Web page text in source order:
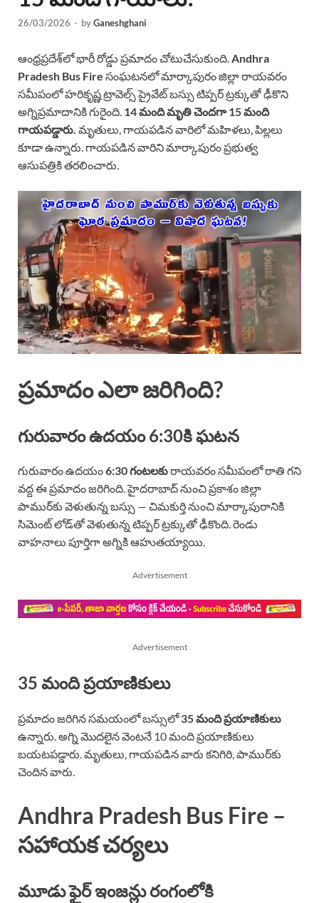
26/03/2026 - byGaneshghani
ఆంధ్రప్రదేశ్‌లో భారీ రోడ్డు ప్రమాదం చోటుచేసుకుంది.Andhra
Pradesh Bus Fire సంఘటనలో మార్కాపురం జిల్లా రాయవరం
సమీపంలో హరికృష్ణ ట్రావెల్స్ ప్రైవేట్ బస్సు టిప్పర్ ట్రక్కుతో ఢీకొని
అగ్నిప్రమాదానికి గురైంది. 14 మంది మృతి చెందగా 15 మంది
గాయపడ్డారు. మృతులు, గాయపడిన వారిలో మహిళలు, పిల్లలు
కూడా ఉన్నారు. గాయపడిన వారిని మార్కాపురం ప్రభుత్వ
ఆసుపత్రికి తరలించారు.
ప్రమాదం ఎలా జరిగింది?
గురువారం ఉదయం 6:30కి ఘటన
గురువారం ఉదయం6:30 గంటలకురాయవరం సమీపంలో రాతి గని
వద్ద ఈ ప్రమాదం జరిగింది. హైదరాబాద్ నుంచి ప్రకాశం జిల్లా
పాముర్‌కు వెళుతున్న బస్సు — చిమకుర్తి నుంచి మార్కాపురానికి
సిమెంట్ లోడ్‌తో వెళుతున్న టిప్పర్ ట్రక్కుతో ఢీకొంది. రెండు
వాహనాలు పూర్తిగా అగ్నికి ఆహుతయ్యాయి.
Advertisement
Advertisement
35 మంది ప్రయాణికులు
ప్రమాదం జరిగిన సమయంలో బస్సులో35 మంది ప్రయాణికులు
ఉన్నారు. అగ్ని మొదలైన వెంటనే 10 మంది ప్రయాణికులు
బయటపడ్డారు. మృతులు, గాయపడిన వారు కనిగిరి, పాముర్‌కు
చెందిన వారు.
Andhra Pradesh Bus Fire –
సహాయక చర్యలు
మూడు ఫైర్ ఇంజన్లు రంగంలోకి